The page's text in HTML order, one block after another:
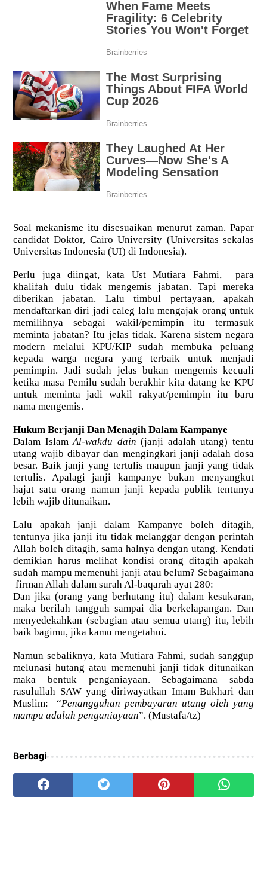
Soal mekanisme itu disesuaikan menurut zaman. Papar
candidat Doktor, Cairo University (Universitas sekalas
Universitas Indonesia (UI) di Indonesia).
Perlu juga diingat, kata Ust Mutiara Fahmi, para
khalifah dulu tidak mengemis jabatan. Tapi mereka
diberikan jabatan. Lalu timbul pertayaan, apakah
mendaftarkan diri jadi caleg lalu mengajak orang untuk
memilihnya sebagai wakil/pemimpin itu termasuk
meminta jabatan? Itu jelas tidak. Karena sistem negara
modern melalui KPU/KIP sudah membuka peluang
kepada warga negara yang terbaik untuk menjadi
pemimpin. Jadi sudah jelas bukan mengemis kecuali
ketika masa Pemilu sudah berakhir kita datang ke KPU
untuk meminta jadi wakil rakyat/pemimpin itu baru
nama mengemis.
Hukum Berjanji Dan Menagih Dalam Kampanye
Dalam Islam Al-wakdu dain(janji adalah utang) tentu
utang wajib dibayar dan mengingkari janji adalah dosa
besar. Baik janji yang tertulis maupun janji yang tidak
tertulis. Apalagi janji kampanye bukan menyangkut
hajat satu orang namun janji kepada publik tentunya
lebih wajib ditunaikan.
Lalu apakah janji dalam Kampanye boleh ditagih,
tentunya jika janji itu tidak melanggar dengan perintah
Allah boleh ditagih, sama halnya dengan utang. Kendati
demikian harus melihat kondisi orang ditagih apakah
sudah mampu memenuhi janji atau belum? Sebagaimana
firman Allah dalam surah Al-baqarah ayat 280:
Dan jika (orang yang berhutang itu) dalam kesukaran,
maka berilah tangguh sampai dia berkelapangan. Dan
menyedekahkan (sebagian atau semua utang) itu, lebih
baik bagimu, jika kamu mengetahui.
Namun sebaliknya, kata Mutiara Fahmi, sudah sanggup
melunasi hutang atau memenuhi janji tidak ditunaikan
maka bentuk penganiayaan. Sebagaimana sabda
rasulullah SAW yang diriwayatkan Imam Bukhari dan
Muslim: “Penangguhan pembayaran utang oleh yang
mampu adalah penganiayaan”. (Mustafa/tz)
Berbagi